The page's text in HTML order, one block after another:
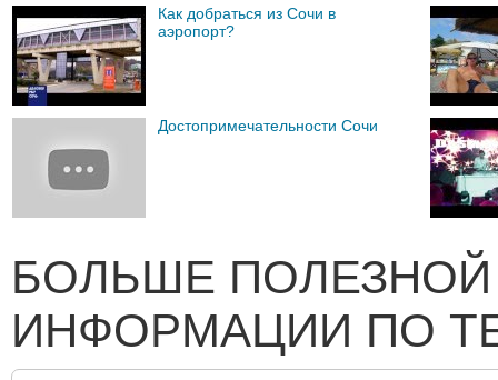
Как добраться из Сочи в
аэропорт?
Достопримечательности Сочи
БОЛЬШЕ ПОЛЕЗНОЙ
ИНФОРМАЦИИ ПО